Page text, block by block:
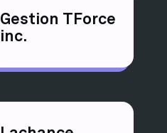
Gestion TForce
inc.